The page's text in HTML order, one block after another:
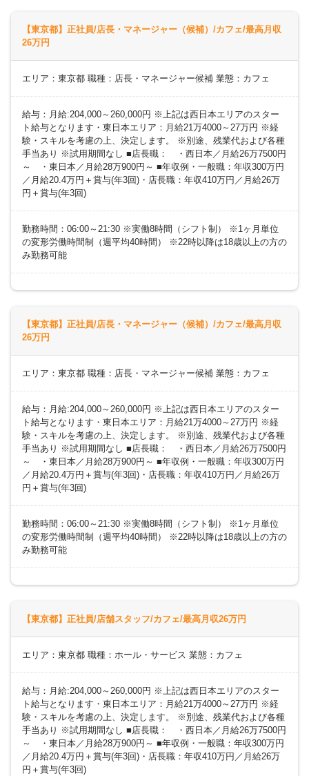
【東京都】正社員/店長・マネージャー（候補）/カフェ/最高月収
26万円
エリア：東京都 職種：店長・マネージャー候補 業態：カフェ
給与：月給:204,000～260,000円 ※上記は西日本エリアのスター
ト給与となります・東日本エリア：月給21万4000～27万円 ※経
験・スキルを考慮の上、決定します。 ※別途、残業代および各種
手当あり ※試用期間なし ■店長職： ・西日本／月給26万7500円
～ ・東日本／月給28万900円～ ■年収例・一般職：年収300万円
／月給20.4万円＋賞与(年3回)・店長職：年収410万円／月給26万
円＋賞与(年3回)
勤務時間：06:00～21:30 ※実働8時間（シフト制） ※1ヶ月単位
の変形労働時間制（週平均40時間） ※22時以降は18歳以上の方の
み勤務可能
【東京都】正社員/店長・マネージャー（候補）/カフェ/最高月収
26万円
エリア：東京都 職種：店長・マネージャー候補 業態：カフェ
給与：月給:204,000～260,000円 ※上記は西日本エリアのスター
ト給与となります・東日本エリア：月給21万4000～27万円 ※経
験・スキルを考慮の上、決定します。 ※別途、残業代および各種
手当あり ※試用期間なし ■店長職： ・西日本／月給26万7500円
～ ・東日本／月給28万900円～ ■年収例・一般職：年収300万円
／月給20.4万円＋賞与(年3回)・店長職：年収410万円／月給26万
円＋賞与(年3回)
勤務時間：06:00～21:30 ※実働8時間（シフト制） ※1ヶ月単位
の変形労働時間制（週平均40時間） ※22時以降は18歳以上の方の
み勤務可能
【東京都】正社員/店舗スタッフ/カフェ/最高月収26万円
エリア：東京都 職種：ホール・サービス 業態：カフェ
給与：月給:204,000～260,000円 ※上記は西日本エリアのスター
ト給与となります・東日本エリア：月給21万4000～27万円 ※経
験・スキルを考慮の上、決定します。 ※別途、残業代および各種
手当あり ※試用期間なし ■店長職： ・西日本／月給26万7500円
～ ・東日本／月給28万900円～ ■年収例・一般職：年収300万円
／月給20.4万円＋賞与(年3回)・店長職：年収410万円／月給26万
円＋賞与(年3回)